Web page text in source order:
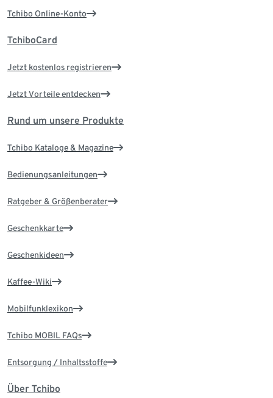
Tchibo Online-Konto
TchiboCard
Jetzt kostenlos registrieren
Jetzt Vorteile entdecken
Rund um unsere Produkte
Tchibo Kataloge & Magazine
Bedienungsanleitungen
Ratgeber & Größenberater
Geschenkkarte
Geschenkideen
Kaffee-Wiki
Mobilfunklexikon
Tchibo MOBIL FAQs
Entsorgung / Inhaltsstoffe
Über Tchibo